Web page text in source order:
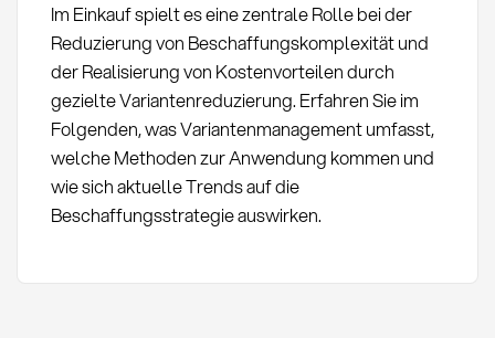
Im Einkauf spielt es eine zentrale Rolle bei der
Reduzierung von Beschaffungskomplexität und
der Realisierung von Kostenvorteilen durch
gezielte Variantenreduzierung. Erfahren Sie im
Folgenden, was Variantenmanagement umfasst,
welche Methoden zur Anwendung kommen und
wie sich aktuelle Trends auf die
Beschaffungsstrategie auswirken.